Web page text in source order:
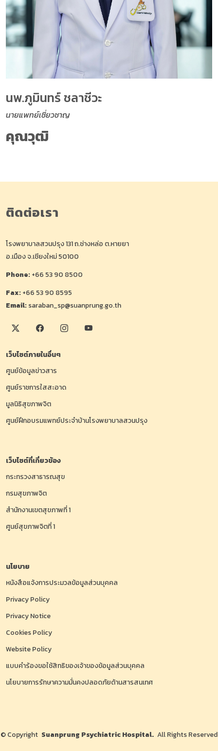
นพ.ภูมินทร์ ชลาชีวะ
นายแพทย์เชี่ยวชาญ
คุณวุฒิ
ติดต่อเรา
โรงพยาบาลสวนปรุง 131 ถ.ช่างหล่อ ต.หายยา
อ.เมือง จ.เชียงใหม่ 50100
Phone: +66 53 90 8500
Fax: +66 53 90 8595
Email: saraban_sp@suanprung.go.th
เว็บไซต์ภายในอื่นๆ
ศูนย์ข้อมูลข่าวสาร
ศูนย์ราชการใสสะอาด
มูลนิธิสุขภาพจิต
ศูนย์ฝึกอบรมแพทย์ประจำบ้านโรงพยาบาลสวนปรุง
เว็บไซต์ที่เกี่ยวข้อง
กระทรวงสาธารณสุข
กรมสุขภาพจิต
สำนักงานเขตสุขภาพที่ 1
ศูนย์สุขภาพจิตที่ 1
นโยบาย
หนังสือแจ้งการประมวลข้อมูลส่วนบุคคล
Privacy Policy
Privacy Notice
Cookies Policy
Website Policy
แบบคำร้องขอใช้สิทธิของเจ้าของข้อมูลส่วนบุคคล
นโยบายการรักษาความมั่นคงปลอดภัยด้านสารสนเทศ
©Copyright Suanprung Psychiatric Hospital. All Rights Reserved